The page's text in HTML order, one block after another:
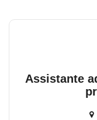
Assistante